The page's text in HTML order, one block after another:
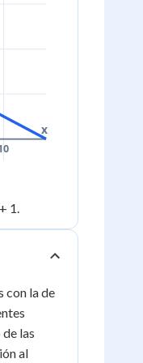
x
1.
con la de
las
al